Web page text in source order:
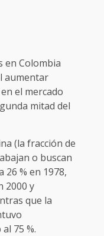
en Colombia
aumentar
el mercado
mitad del
(la fracción de
o buscan
26 % en 1978,
2000 y
que la
75 %.